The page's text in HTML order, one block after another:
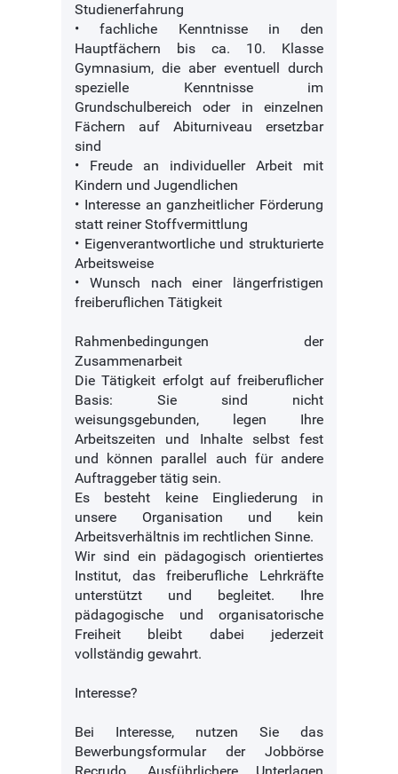
Studienerfahrung
• fachliche Kenntnisse in den
Hauptfächern bis ca. 10. Klasse
Gymnasium, die aber eventuell durch
spezielle Kenntnisse im
Grundschulbereich oder in einzelnen
Fächern auf Abiturniveau ersetzbar
sind
• Freude an individueller Arbeit mit
Kindern und Jugendlichen
• Interesse an ganzheitlicher Förderung
statt reiner Stoffvermittlung
• Eigenverantwortliche und strukturierte
Arbeitsweise
• Wunsch nach einer längerfristigen
freiberuflichen Tätigkeit
Rahmenbedingungen der
Zusammenarbeit
Die Tätigkeit erfolgt auf freiberuflicher
Basis: Sie sind nicht
weisungsgebunden, legen Ihre
Arbeitszeiten und Inhalte selbst fest
und können parallel auch für andere
Auftraggeber tätig sein.
Es besteht keine Eingliederung in
unsere Organisation und kein
Arbeitsverhältnis im rechtlichen Sinne.
Wir sind ein pädagogisch orientiertes
Institut, das freiberufliche Lehrkräfte
unterstützt und begleitet. Ihre
pädagogische und organisatorische
Freiheit bleibt dabei jederzeit
vollständig gewahrt.
Interesse?
Bei Interesse, nutzen Sie das
Bewerbungsformular der Jobbörse